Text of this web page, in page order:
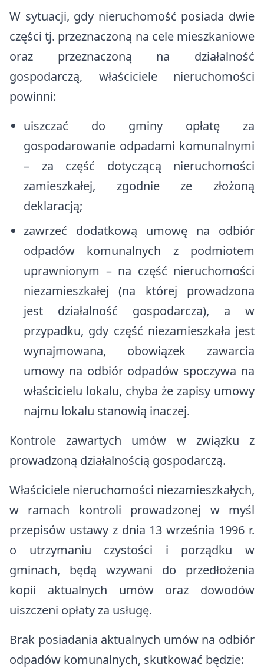
W sytuacji, gdy nieruchomość posiada dwie
części tj. przeznaczoną na cele mieszkaniowe
oraz przeznaczoną na działalność
gospodarczą, właściciele nieruchomości
powinni:
uiszczać do gminy opłatę za
gospodarowanie odpadami komunalnymi
– za część dotyczącą nieruchomości
zamieszkałej, zgodnie ze złożoną
deklaracją;
zawrzeć dodatkową umowę na odbiór
odpadów komunalnych z podmiotem
uprawnionym – na część nieruchomości
niezamieszkałej (na której prowadzona
jest działalność gospodarcza), a w
przypadku, gdy część niezamieszkała jest
wynajmowana, obowiązek zawarcia
umowy na odbiór odpadów spoczywa na
właścicielu lokalu, chyba że zapisy umowy
najmu lokalu stanowią inaczej.
Kontrole zawartych umów w związku z
prowadzoną działalnością gospodarczą.
Właściciele nieruchomości niezamieszkałych,
w ramach kontroli prowadzonej w myśl
przepisów ustawy z dnia 13 września 1996 r.
o utrzymaniu czystości i porządku w
gminach, będą wzywani do przedłożenia
kopii aktualnych umów oraz dowodów
uiszczeni opłaty za usługę.
Brak posiadania aktualnych umów na odbiór
odpadów komunalnych, skutkować będzie: